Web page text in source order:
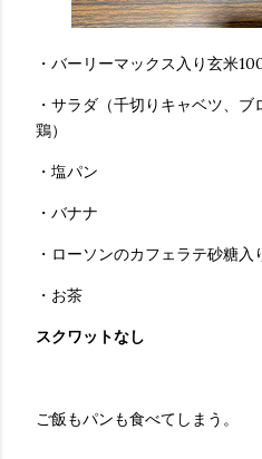
・バーリーマックス入り玄米
・サラダ（千切りキャベツ、
鶏）
・塩パン
・バナナ
・ローソンのカフェラテ砂糖入
・お茶
スクワットなし
ご飯もパンも食べてしまう。